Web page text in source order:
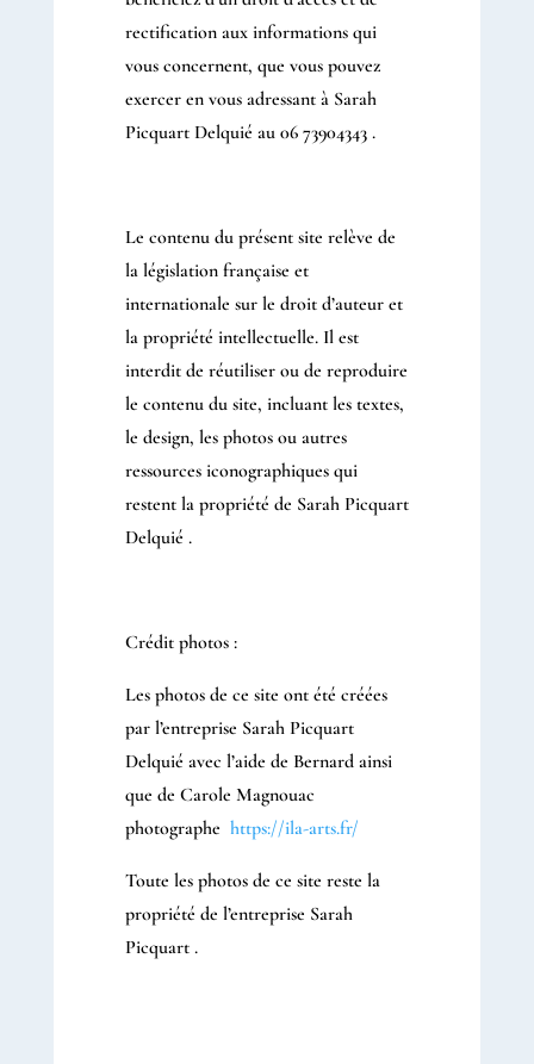
rectification aux informations qui
vous concernent, que vous pouvez
exercer en vous adressant à Sarah
Picquart Delquié au 06 73904343 .
Le contenu du présent site relève de
la législation française et
internationale sur le droit d’auteur et
la propriété intellectuelle. Il est
interdit de réutiliser ou de reproduire
le contenu du site, incluant les textes,
le design, les photos ou autres
ressources iconographiques qui
restent la propriété de Sarah Picquart
Delquié .
Crédit photos :
Les photos de ce site ont été créées
par l’entreprise Sarah Picquart
Delquié avec l’aide de Bernard ainsi
que de Carole Magnouac
photographe https://ila-arts.fr/
Toute les photos de ce site reste la
propriété de l’entreprise Sarah
Picquart .